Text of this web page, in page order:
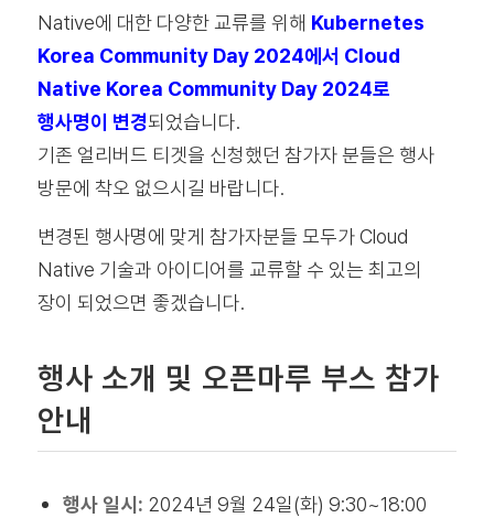
Native에 대한 다양한 교류를 위해 Kubernetes
Korea Community Day 2024에서 Cloud
Native Korea Community Day 2024로
행사명이 변경되었습니다.
기존 얼리버드 티겟을 신청했던 참가자 분들은 행사
방문에 착오 없으시길 바랍니다.
변경된 행사명에 맞게 참가자분들 모두가 Cloud
Native 기술과 아이디어를 교류할 수 있는 최고의
장이 되었으면 좋겠습니다.
행사 소개 및 오픈마루 부스 참가
안내
행사 일시: 2024년 9월 24일(화) 9:30~18:00